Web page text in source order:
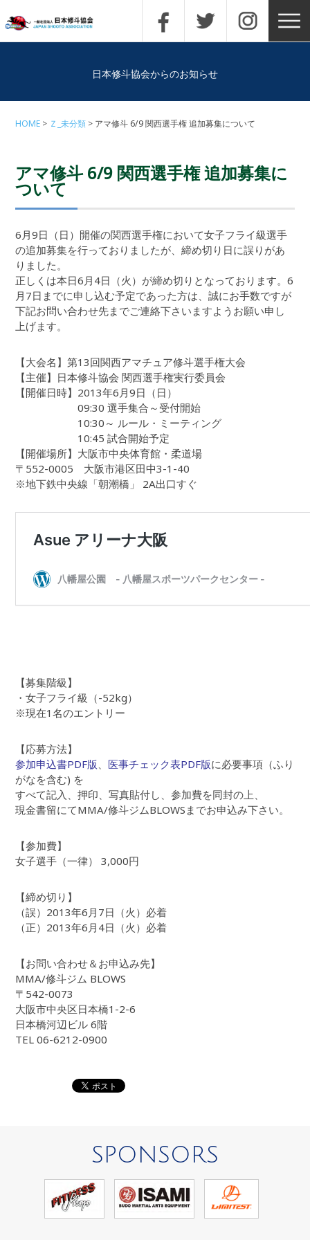
日本修斗協会からのお知らせ
HOME Ｚ_未分類 アマ修斗 6/9 関西選手権 追加募集について
アマ修斗 6/9 関西選手権 追加募集に
ついて
6月9日（日）開催の関西選手権において女子フライ級選手
の追加募集を行っておりましたが、締め切り日に誤りがあ
りました。
正しくは本日6月4日（火）が締め切りとなっております。6
月7日までに申し込む予定であった方は、誠にお手数ですが
下記お問い合わせ先までご連絡下さいますようお願い申し
上げます。
【大会名】第13回関西アマチュア修斗選手権大会
【主催】日本修斗協会 関西選手権実行委員会
【開催日時】2013年6月9日（日）
09:30 選手集合～受付開始
10:30～ ルール・ミーティング
10:45 試合開始予定
【開催場所】大阪市中央体育館・柔道場
〒552-0005 大阪市港区田中3-1-40
※地下鉄中央線「朝潮橋」 2A出口すぐ
【募集階級】
・女子フライ級（-52kg）
※現在1名のエントリー
【応募方法】
参加申込書PDF版、 医事チェック表PDF版に必要事項（ふり
がなを含む) を
すべて記入、押印、写真貼付し、参加費を同封の上、
現金書留にてMMA/修斗ジムBLOWSまでお申込み下さい。
【参加費】
女子選手（一律） 3,000円
【締め切り】
（誤）2013年6月7日（火）必着
（正）2013年6月4日（火）必着
【お問い合わせ＆お申込み先】
MMA/修斗ジム BLOWS
〒542-0073
大阪市中央区日本橋1-2-6
日本橋河辺ビル 6階
TEL 06-6212-0900
SPONSORS